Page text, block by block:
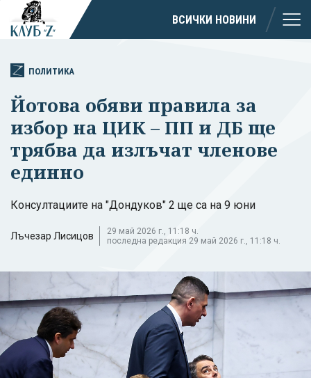
ВСИЧКИ НОВИНИ
ПОЛИТИКА
Йотова обяви правила за
избор на ЦИК – ПП и ДБ ще
трябва да излъчат членове
единно
Консултациите на "Дондуков" 2 ще са на 9 юни
Лъчезар Лисицов
29 май 2026 г., 11:18 ч.
последна редакция 29 май 2026 г., 11:18 ч.